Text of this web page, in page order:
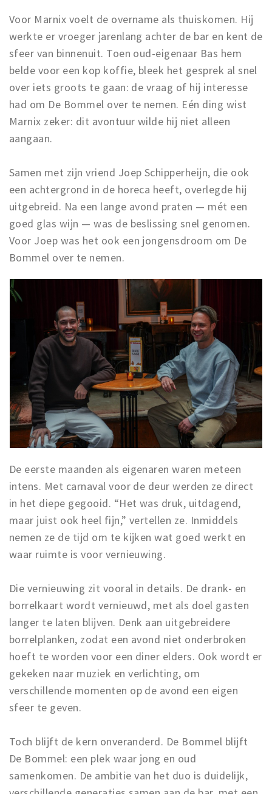
Bars
Hotels
Recreation
Shops
Shopping areas
Deals
Sign in
Voor Marnix voelt de overname als thuiskomen. Hij
werkte er vroeger jarenlang achter de bar en kent de
sfeer van binnenuit. Toen oud-eigenaar Bas hem
belde voor een kop koffie, bleek het gesprek al snel
over iets groots te gaan: de vraag of hij interesse
had om De Bommel over te nemen. Eén ding wist
Marnix zeker: dit avontuur wilde hij niet alleen
aangaan.
Samen met zijn vriend Joep Schipperheijn, die ook
een achtergrond in de horeca heeft, overlegde hij
uitgebreid. Na een lange avond praten — mét een
goed glas wijn — was de beslissing snel genomen.
Voor Joep was het ook een jongensdroom om De
Bommel over te nemen.
De eerste maanden als eigenaren waren meteen
intens. Met carnaval voor de deur werden ze direct
in het diepe gegooid. “Het was druk, uitdagend,
maar juist ook heel fijn,” vertellen ze. Inmiddels
nemen ze de tijd om te kijken wat goed werkt en
waar ruimte is voor vernieuwing.
Die vernieuwing zit vooral in details. De drank- en
borrelkaart wordt vernieuwd, met als doel gasten
langer te laten blijven. Denk aan uitgebreidere
borrelplanken, zodat een avond niet onderbroken
hoeft te worden voor een diner elders. Ook wordt er
gekeken naar muziek en verlichting, om
verschillende momenten op de avond een eigen
sfeer te geven.
Toch blijft de kern onveranderd. De Bommel blijft
De Bommel: een plek waar jong en oud
samenkomen. De ambitie van het duo is duidelijk,